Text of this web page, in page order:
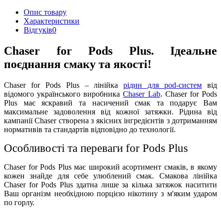
Опис товару
Характеристики
Відгуків0
Chaser for Pods Plus. Ідеальне
поєднання смаку та якості!
Chaser for Pods Plus – лінійкарідин для pod-систем від
відомого українського виробникаChaser Lab. Chaser for Pods
Plus має яскравий та насичений смак та подарує Вам
максимальне задоволення від кожної затяжки. Рідина від
кампанії Chaser створена з якісних інгредієнтів з дотриманням
нормативів та стандартів відповідно до технології.
Особливості та переваги for Pods Plus
Chaser for Pods Plus має широкий асортимент смаків, в якому
кожен знайде для себе улюблений смак. Смакова лінійка
Chaser for Pods Plus здатна лише за кілька затяжок наситити
Ваш організм необхідною порцією нікотину з м'яким ударом
по горлу.